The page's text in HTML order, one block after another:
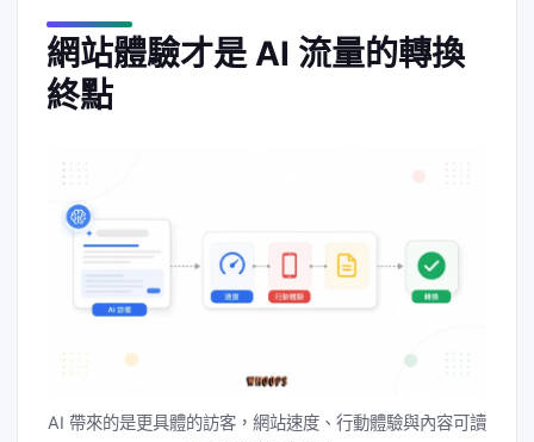
網站體驗才是 AI 流量的轉換
終點
AI 帶來的是更具體的訪客，網站速度、行動體驗與內容可讀